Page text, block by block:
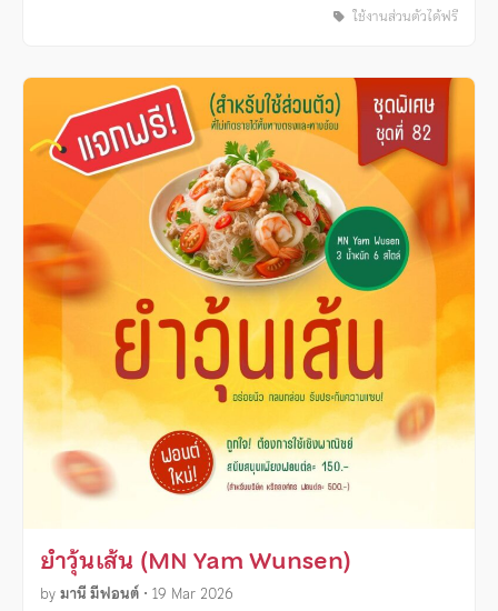
ใช้งานส่วนตัวได้ฟรี
ยำวุ้นเส้น (MN Yam Wunsen)
byมานี มีฟอนต์ • 19 Mar 2026